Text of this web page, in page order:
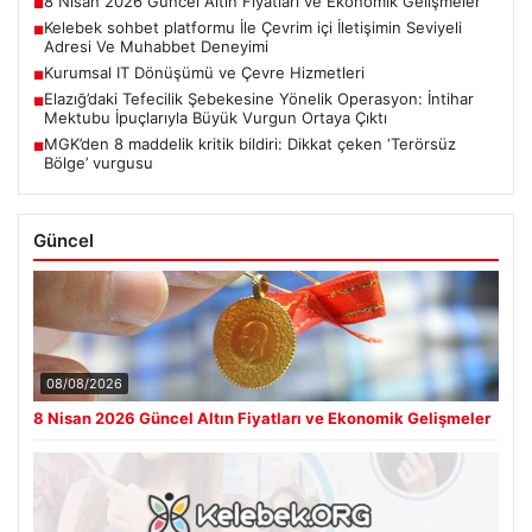
■
■Kelebek sohbet platformu İle Çevrim içi İletişimin Seviyeli
Adresi Ve Muhabbet Deneyimi
■Kurumsal IT Dönüşümü ve Çevre Hizmetleri
■Elazığ’daki Tefecilik Şebekesine Yönelik Operasyon: İntihar
Mektubu İpuçlarıyla Büyük Vurgun Ortaya Çıktı
■MGK’den 8 maddelik kritik bildiri: Dikkat çeken ‘Terörsüz
Bölge’ vurgusu
Güncel
08/08/2026
8 Nisan 2026 Güncel Altın Fiyatları ve Ekonomik Gelişmeler